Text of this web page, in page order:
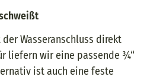
Wasseranschluss direkt
liefern wir eine passende ¾“
ist auch eine feste